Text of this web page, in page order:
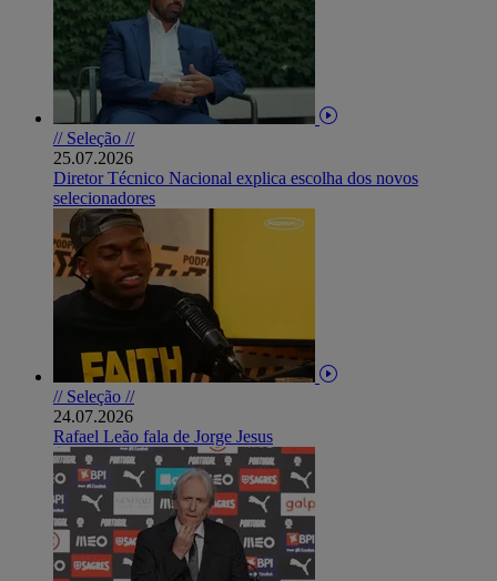
// Seleção //
25.07.2026
Diretor Técnico Nacional explica escolha dos novos
selecionadores
// Seleção //
24.07.2026
Rafael Leão fala de Jorge Jesus